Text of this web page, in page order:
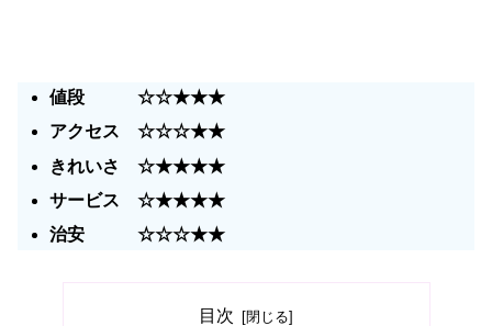
値段 ☆☆★★★
アクセス ☆☆☆★★
きれいさ ☆★★★★
サービス ☆★★★★
治安 ☆☆☆★★
目次